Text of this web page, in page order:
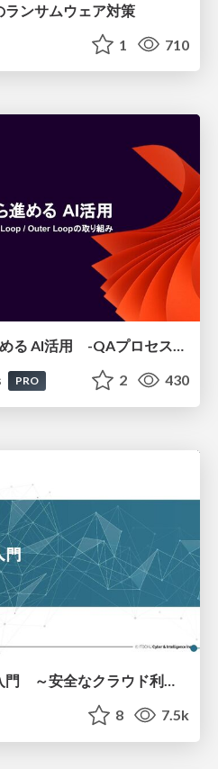
ランサムウェア対策
1 710
QAと開発の両側から進める AI活用 -QAプロセスAI支援ツールキットと Inner Loop / Outer Loopの取り組み-
PRO 2 430
クラウドセキュリティ入門 ～安全なクラウド利用のための基礎知識～
8 7.5k